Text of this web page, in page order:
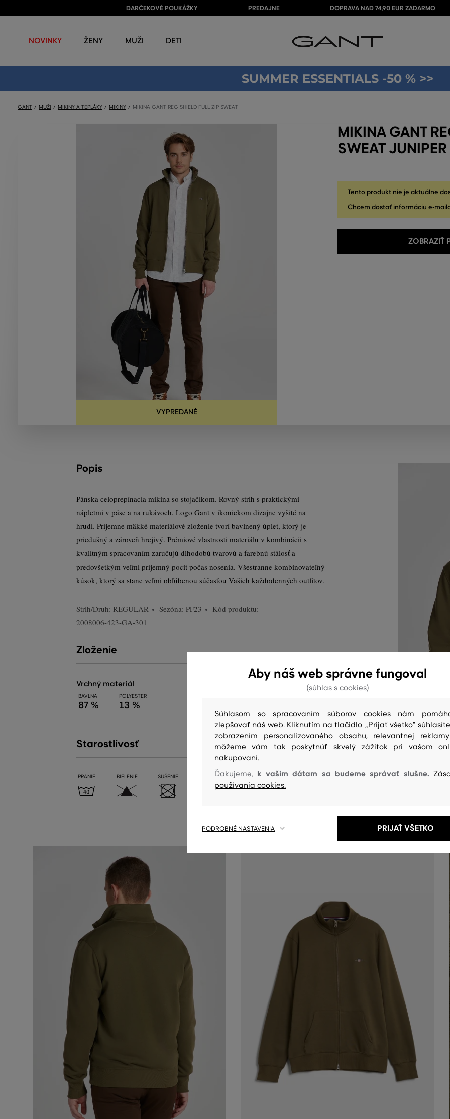
DARČEKOVÉ POUKÁŽKY PREDAJNE DOPRAVA NAD 74,90 EUR ZADARMO
NOVINKY ŽENY MUŽI DETI
SUMMER ESSENTIALS -50 % >>
GANT MUŽI MIKINY A TEPLÁKY MIKINY MIKINA GANT REG SHIELD FULL ZIP SWEAT
VYPREDANÉ
MIKINA GANT
SWEAT JUNIPER
Tento produkt nie je aktuálne
Chcem dostať informáciu e-
ZOBRAZIŤ
Popis
Pánska celoprepínacia mikina so stojačikom. Rovný strih s praktickými
nápletmi v páse a na rukávoch. Logo Gant v ikonickom dizajne vyšité na
hrudi. Príjemne mäkké materiálové zloženie tvorí bavlnený úplet, ktorý je
priedušný a zároveň hrejivý. Prémiové vlastnosti materiálu v kombinácii s
kvalitným spracovaním zaručujú dlhodobú tvarovú a farebnú stálosť a
predovšetkým veľmi príjemný pocit počas nosenia. Všestranne kombinovateľný
kúsok, ktorý sa stane veľmi obľúbenou súčasťou Vašich každodenných outfitov.
Strih/Druh: REGULAR Sezóna: PF23
Kód produktu:
2008006-423-GA-301
Zloženie
vrchný materiál
BAVLNA
87 %
POLYESTER
13 %
Starostlivosť
PRANIE BIELENIE SUŠENIE ŽEHLENIE ČISTENIE
Aby náš web správne fungoval
(súhlas s cookies)
Súhlasom so spracovaním súborov cookies nám
zlepšovať náš web. Kliknutím na tlačidlo „Prijať všetko"
zobrazením personalizovaného obsahu, relevantnej
môžeme vám tak poskytnúť skvelý zážitok pri vašom
nakupovaní.
Ďakujeme, k vašim dátam sa budeme správať slušne.
používania cookies.
PODROBNÉ NASTAVENIA PRIJAŤ VŠETKO